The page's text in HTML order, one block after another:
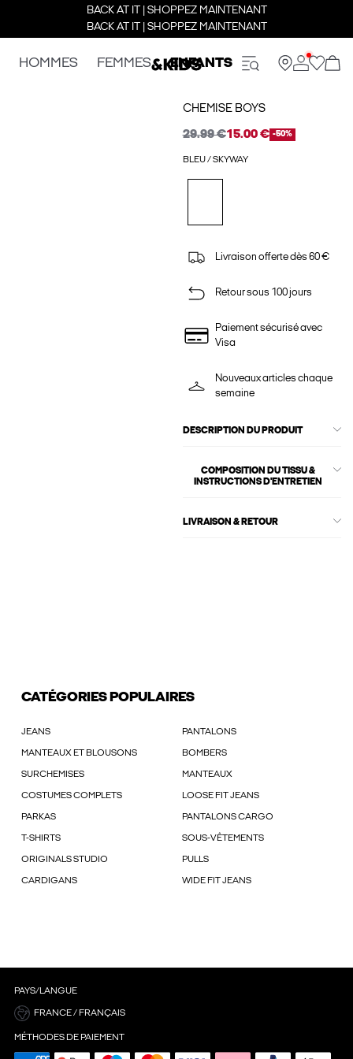
BACK AT IT | SHOPPEZ MAINTENANT
BACK AT IT | SHOPPEZ MAINTENANT
HOMMES FEMMES ENFANTS
CHEMISE BOYS
29.99 €15.00 € -50%
BLEU / SKYWAY
Livraison offerte dès 60 €
Retour sous 100 jours
Paiement sécurisé avec
Visa
Nouveaux articles chaque
semaine
DESCRIPTION DU PRODUIT
COMPOSITION DU TISSU &
INSTRUCTIONS D'ENTRETIEN
LIVRAISON & RETOUR
CATÉGORIES POPULAIRES
JEANS PANTALONS
MANTEAUX ET BLOUSONS BOMBERS
SURCHEMISES MANTEAUX
COSTUMES COMPLETS LOOSE FIT JEANS
PARKAS PANTALONS CARGO
T-SHIRTS SOUS-VÊTEMENTS
ORIGINALS STUDIO PULLS
CARDIGANS WIDE FIT JEANS
PAYS/LANGUE
FRANCE / FRANÇAIS
MÉTHODES DE PAIEMENT